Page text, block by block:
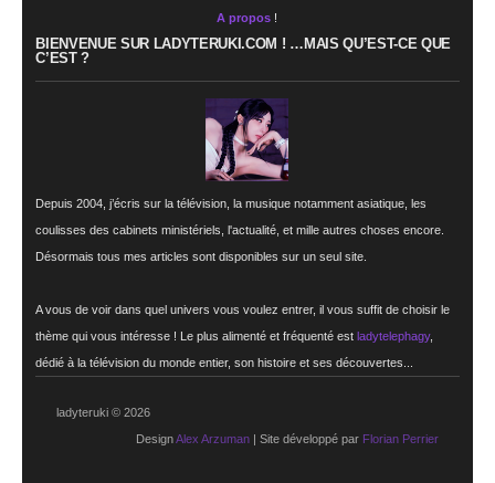
A propos !
BIENVENUE SUR LADYTERUKI.COM ! …MAIS QU’EST-CE QUE
C’EST ?
Depuis 2004, j’écris sur la télévision, la musique notamment asiatique, les
coulisses des cabinets ministériels, l'actualité, et mille autres choses encore.
Désormais tous mes articles sont disponibles sur un seul site.
A vous de voir dans quel univers vous voulez entrer, il vous suffit de choisir le
thème qui vous intéresse ! Le plus alimenté et fréquenté est ladytelephagy,
dédié à la télévision du monde entier, son histoire et ses découvertes...
ladyteruki © 2026
DesignAlex Arzuman| Site développé par Florian Perrier